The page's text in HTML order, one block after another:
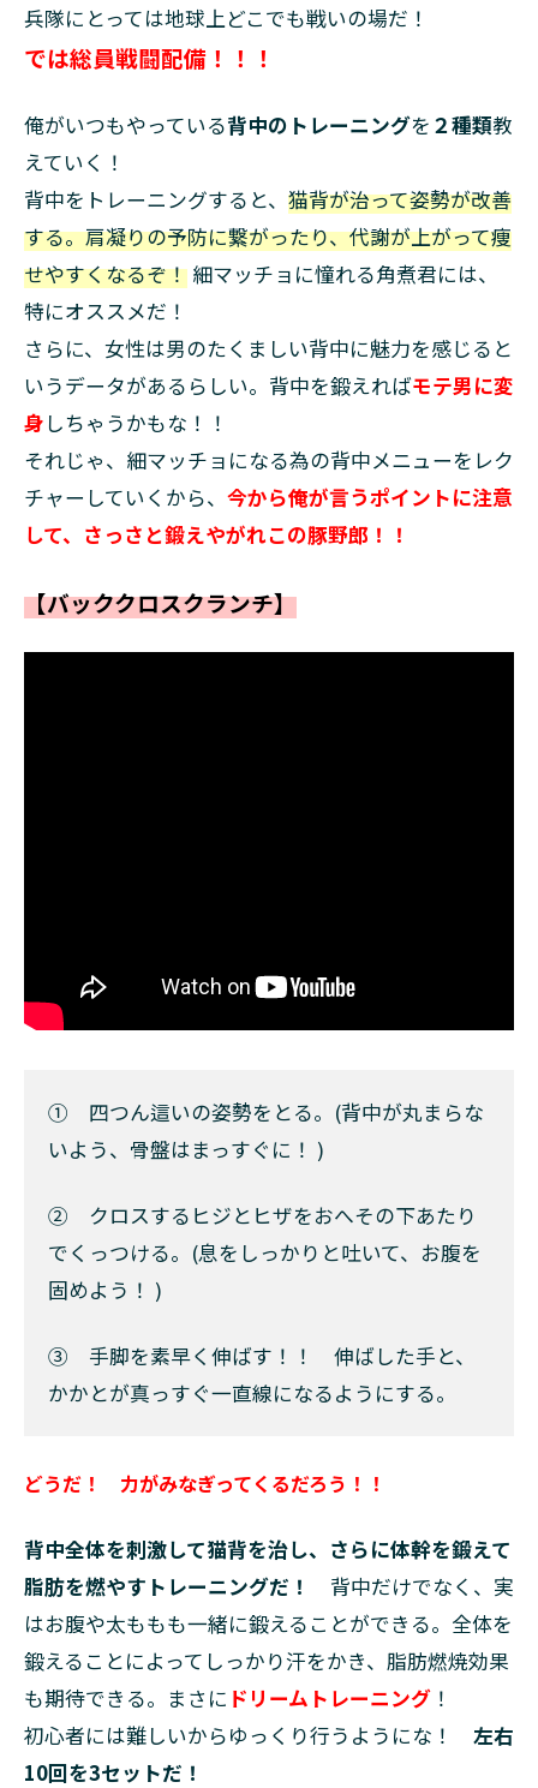
兵隊にとっては地球上どこでも戦いの場だ！
では総員戦闘配備！！！
俺がいつもやっている背中のトレーニングを ２種類教
えていく！
背中をトレーニングすると、 猫背が治って姿勢が改善
する。肩凝りの予防に繋がったり、代謝が上がって痩
せやすくなるぞ！ 細マッチョに憧れる角煮君には、
特にオススメだ！
さらに、女性は男のたくましい背中に魅力を感じると
いうデータがあるらしい。背中を鍛えればモテ男に変
身 しちゃうかもな！！
それじゃ、細マッチョになる為の背中メニューをレク
チャーしていくから、 今から俺が言うポイントに注意
して、さっさと鍛えやがれこの豚野郎！！
【バッククロスクランチ】
① 四つん這いの姿勢をとる。(背中が丸まらな
いよう、骨盤はまっすぐに！ )
② クロスするヒジとヒザをおへその下あたり
でくっつける。(息をしっかりと吐いて、お腹を
固めよう！ )
③ 手脚を素早く伸ばす！！ 伸ばした手と、
かかとが真っすぐ一直線になるようにする。
どうだ！ 力がみなぎってくるだろう！！
背中全体を刺激して猫背を治し、さらに体幹を鍛えて
脂肪を燃やすトレーニングだ！
背中だけでなく、実
はお腹や太ももも一緒に鍛えることができる。全体を
鍛えることによってしっかり汗をかき、脂肪燃焼効果
も期待できる。まさに ドリームトレーニング ！
初心者には難しいからゆっくり行うようにな！ 左右
10回を3セットだ！